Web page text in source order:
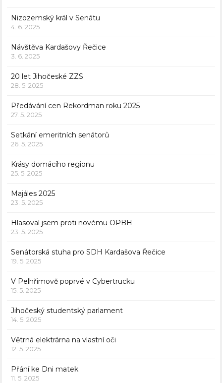
Nizozemský král v Senátu
4. 6. 2025
Návštěva Kardašovy Řečice
3. 6. 2025
20 let Jihočeské ZZS
28. 5. 2025
Předávání cen Rekordman roku 2025
27. 5. 2025
Setkání emeritních senátorů
26. 5. 2025
Krásy domácího regionu
25. 5. 2025
Majáles 2025
23. 5. 2025
Hlasoval jsem proti novému OPBH
23. 5. 2025
Senátorská stuha pro SDH Kardašova Řečice
19. 5. 2025
V Pelhřimově poprvé v Cybertrucku
15. 5. 2025
Jihočeský studentský parlament
14. 5. 2025
Větrná elektrárna na vlastní oči
12. 5. 2025
Přání ke Dni matek
11. 5. 2025